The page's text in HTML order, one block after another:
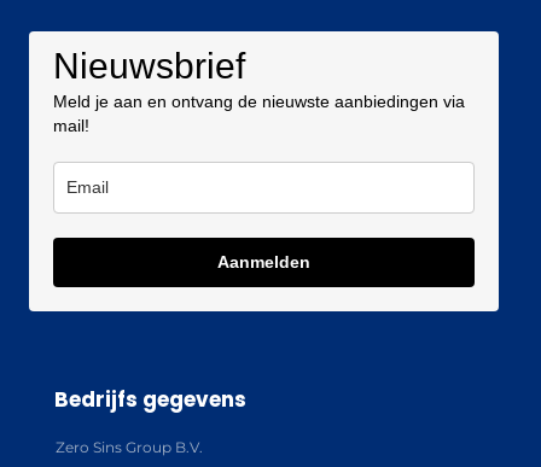
Nieuwsbrief
Meld je aan en ontvang de nieuwste aanbiedingen via
mail!
Aanmelden
Bedrijfs gegevens
Zero Sins Group B.V.